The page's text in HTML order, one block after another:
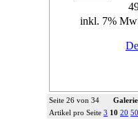
inkl. 7%
Seite 26 von 34
Artikel pro Seite 3 10 20 50